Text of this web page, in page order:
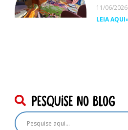
11/06/2026
LEIA
pesquise no blog